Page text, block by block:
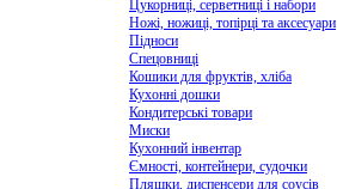
Цукорниці, серветниці і набори
Ножі, ножиці, топірці та аксесуари
Підноси
Спецовниці
Кошики для фруктів, хліба
Кухонні дошки
Кондитерські товари
Миски
Кухонний інвентар
Ємності, контейнери, судочки
Пляшки, диспенсери для соусів